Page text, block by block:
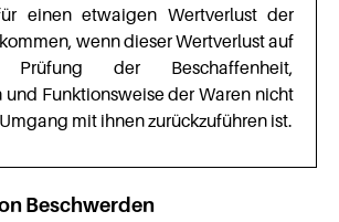
einen etwaigen Wertverlust der
wenn dieser Wertverlust auf
der Beschaffenheit,
und Funktionsweise der Waren nicht
mit ihnen zurückzuführen ist.
Beschwerden